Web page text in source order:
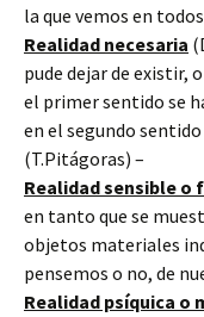
la que vemos en
Realidad necesaria
pude dejar de existir,
el primer sentido se
en el segundo
(T.Pitágoras) –
Realidad sensible o
en tanto que se
objetos materiales
pensemos o no, de
Realidad psíquica o